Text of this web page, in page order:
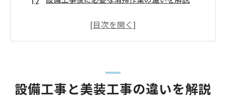
ハウスクリーニングと美装工事の違いを知る
クリーニング工事の内容と役割を知る
クリーニング工事が設備工事後に必要な理由
設備工事と美装工事の違いを解説